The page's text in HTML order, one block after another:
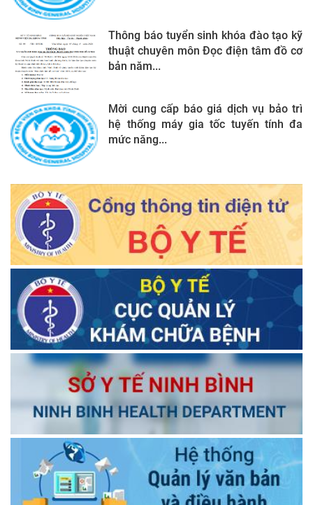
Thông báo tuyển sinh khóa đào tạo kỹ
thuật chuyên môn Đọc điện tâm đồ cơ
bản năm...
Mời cung cấp báo giá dịch vụ bảo trì
hệ thống máy gia tốc tuyến tính đa
mức năng...